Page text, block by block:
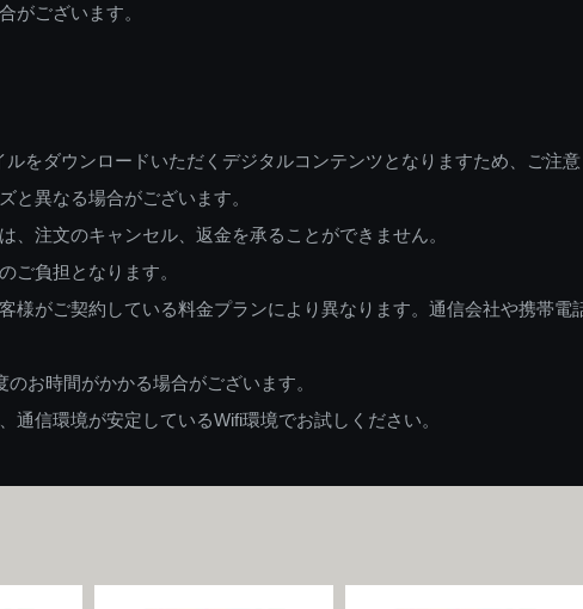
がございます。
をダウンロードいただくデジタルコンテンツとなりますため、ご注意
と異なる場合がございます。
、注文のキャンセル、返金を承ることができません。
ご負担となります。
様がご契約している料金プランにより異なります。通信会社や携帯
お時間がかかる場合がございます。
信環境が安定しているWifi環境でお試しください。